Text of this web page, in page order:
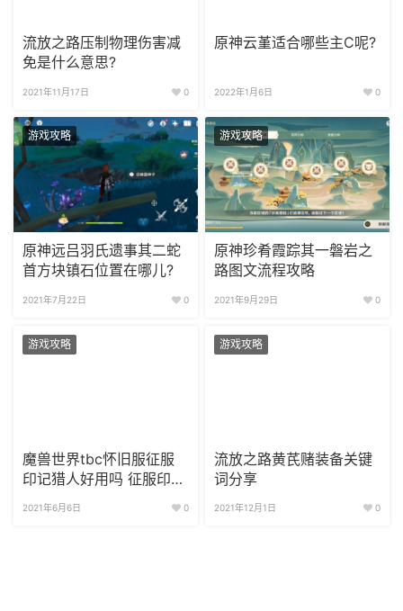
流放之路压制物理伤害减
免是什么意思?
2021年11月17日 0
原神云堇适合哪些主C呢?
2022年1月6日 0
游戏攻略
原神远吕羽氏遗事其二蛇
首方块镇石位置在哪儿?
2021年7月22日 0
游戏攻略
原神珍肴霞踪其一磐岩之
路图文流程攻略
2021年9月29日 0
游戏攻略
魔兽世界tbc怀旧服征服
印记猎人好用吗 征服印记
2021年6月6日 0
游戏攻略
流放之路黄芪赌装备关键
词分享
2021年12月1日 0